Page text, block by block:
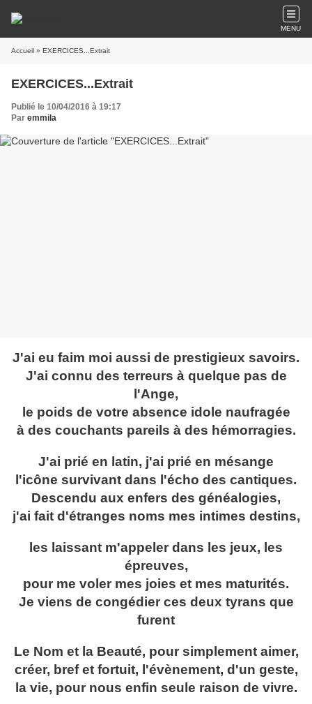
MENU
Accueil » EXERCICES...Extrait
EXERCICES...Extrait
Publié le 10/04/2016 à 19:17
Par emmila
J'ai eu faim moi aussi de prestigieux savoirs.
J'ai connu des terreurs à quelque pas de
l'Ange,
le poids de votre absence idole naufragée
à des couchants pareils à des hémorragies.
J'ai prié en latin, j'ai prié en mésange
l'icône survivant dans l'écho des cantiques.
Descendu aux enfers des généalogies,
j'ai fait d'étranges noms mes intimes destins,
les laissant m'appeler dans les jeux, les
épreuves,
pour me voler mes joies et mes maturités.
Je viens de congédier ces deux tyrans que
furent
Le Nom et la Beauté, pour simplement aimer,
créer, bref et fortuit, l'évènement, d'un geste,
la vie, pour nous enfin seule raison de vivre.